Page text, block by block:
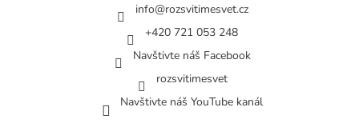
info@rozsvitimesvet.cz
+420 721 053 248
Navštivte náš Facebook
rozsvitimesvet
Navštivte náš YouTube kanál